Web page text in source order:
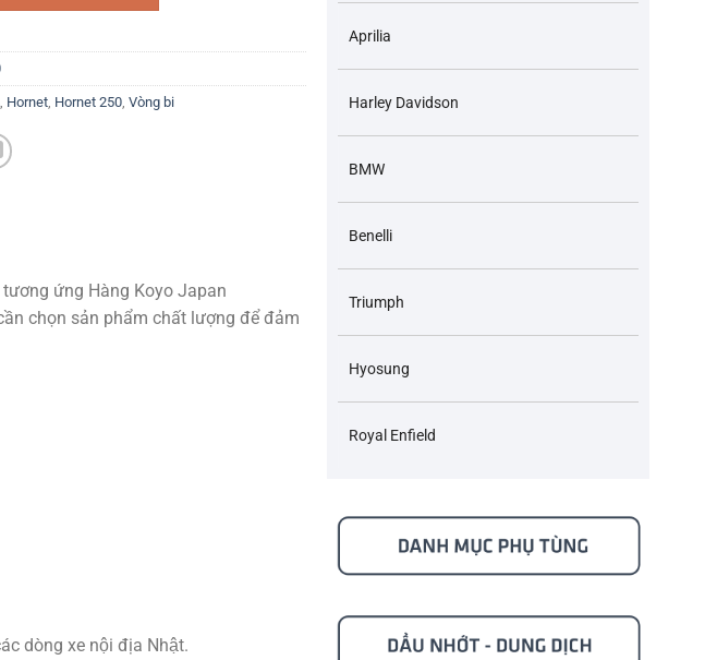
Hornet Hornet 250 ,Vòng bi
ứng Hàng Koyo Japan
chọn sản phẩm chất lượng để đảm
dòng xe nội địa Nhật.
Aprilia
Harley Davidson
BMW
Benelli
Triumph
Hyosung
Royal Enfield